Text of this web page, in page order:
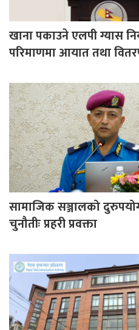
खाना पकाउने एलपी ग्यास
परिमाणमा आयात तथा
सामाजिक सञ्जालको
चुनौतीः प्रहरी प्रवक्ता